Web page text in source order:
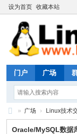
设为首页 收藏本站
门户 广场
Li
» 广场 › Linux技术
Oracle/MySQL数据